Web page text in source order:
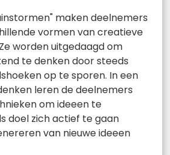
maken deelnemers
vormen van creatieve
worden uitgedaagd om
te denken door steeds
op te sporen. In een
leren de deelnemers
om ideeen te
doel zich actief te gaan
van nieuwe ideeen